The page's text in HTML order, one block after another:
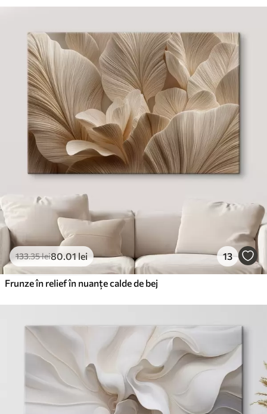
133.35lei80.01lei 13
Frunze în relief în nuanțe calde de bej